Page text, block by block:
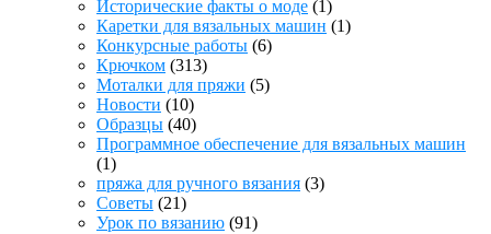
Исторические факты о моде (1)
Каретки для вязальных машин (1)
Конкурсные работы (6)
Крючком (313)
Моталки для пряжи (5)
Новости (10)
Образцы (40)
Программное обеспечение для вязальных машин
(1)
пряжа для ручного вязания (3)
Советы (21)
Урок по вязанию (91)